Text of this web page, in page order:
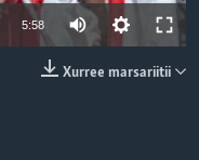
5:58
Xurree marsariitii